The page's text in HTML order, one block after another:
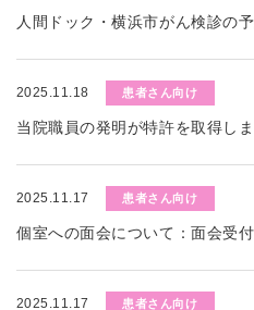
人間ドック・横浜市がん検診の
2025.11.18 患者さん向け
当院職員の発明が特許を取得し
2025.11.17 患者さん向け
個室への面会について：面会受
2025.11.17 患者さん向け